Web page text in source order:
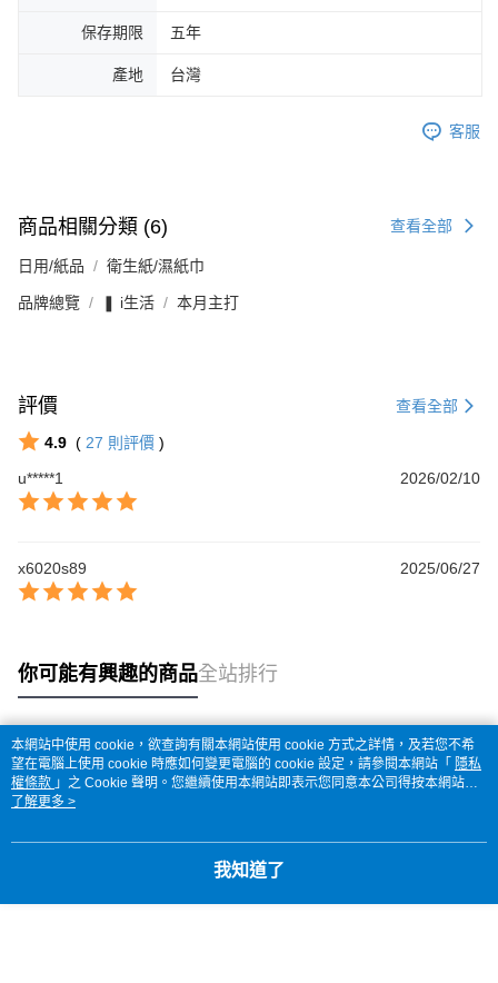
保存期限 五年
產地 台灣
客服
商品相關分類 (6) 查看全部
日用/紙品 衛生紙/濕紙巾
品牌總覽 ❚ i生活 本月主打
評價 查看全部
4.9 ( 27 則評價 )
u*****1
2026/02/10
x6020s89 2025/06/27
你可能有興趣的商品全站排行
熱門標籤
本網站中使用 cookie，欲查詢有關本網站使用 cookie 方式之詳情，及若您不希
望在電腦上使用 cookie 時應如何變更電腦的 cookie 設定，請參閱本網站「 隱私
權條款 」之 Cookie 聲明。您繼續使用本網站即表示您同意本公司得按本網站使
用條款之 Cookie 聲明使用 cookie。
了解更多 >
我知道了